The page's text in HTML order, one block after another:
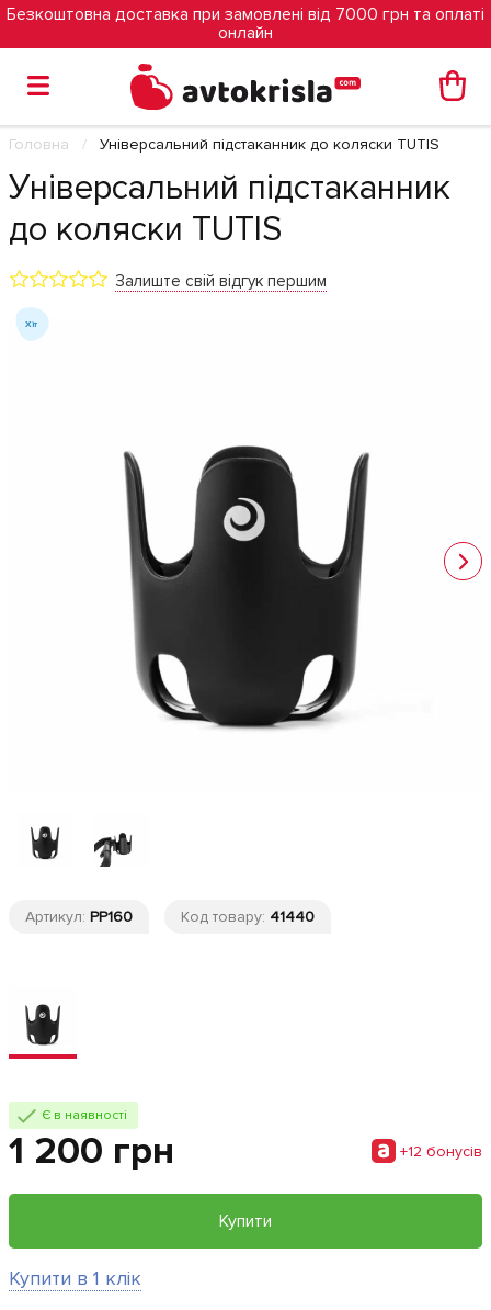
Безкоштовна доставка при замовлені від 7000 грн та оплаті
онлайн
Головна Універсальний підстаканник до коляски TUTIS
Універсальний підстаканник
до коляски TUTIS
Залиште свій відгук першим
Хіт
Артикул: PP160 Код товару: 41440
Є в наявності
1 200 грн +12 бонусiв
Купити
Купити в 1 клік